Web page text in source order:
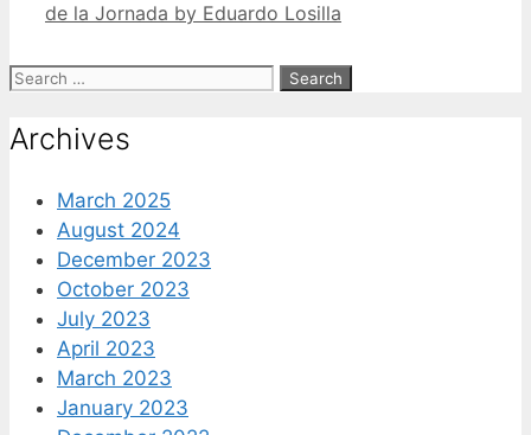
de la Jornada by Eduardo Losilla
Search
Archives
March 2025
August 2024
December 2023
October 2023
July 2023
April 2023
March 2023
January 2023